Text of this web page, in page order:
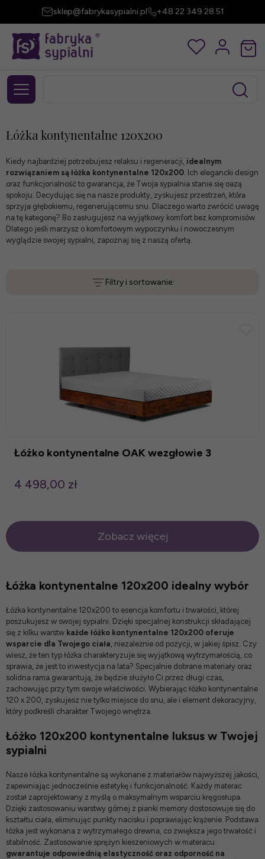
sklep@fabrykasypialni.pl +48 22 349 28 51
Łóżka kontynentalne 120x200
Kiedy najbardziej potrzebujesz relaksu i regeneracji, idealnym
rozwiązaniem są łóżka kontynentalne 120x200. Ich elegancki design
oraz funkcjonalność to gwarancja, że Twoja sypialnia stanie się oazą
spokoju. Decydując się na nasze produkty, zyskujesz przestrzeń, która
sprzyja głębokiemu, regenerującemu snu. Dlaczego warto zwrócić uwagę
na tę kategorię? Bo zasługujesz na wyjątkowy komfort bez kompromisów.
Dlatego jeśli marzysz o komfortowym wypoczynku i nowoczesnym
wyglądzie swojej sypialni, zapoznaj się z naszą ofertą.
Filtry i sortowanie:
Łóżko kontynentalne OAK wezgłowie 3
4 498,00 zł
Zobacz więcej
Łóżka kontynentalne 120x200 idealny wybór
Łóżka kontynentalne 120x200 to esencja komfortu i trwałości, której
poszukujesz w swojej sypialni. Dzięki specjalnej konstrukcji składającej
się z kilku warstw każde łóżko kontynentalne 120x200 oferuje
wsparcie dla Twojego ciała , niezależnie od pozycji, w jakiej śpisz. Czy
wiesz, że ten typ łóżka charakteryzuje się wyjątkową wytrzymałością, co
sprawia, że jest to inwestycja na lata? Specjalnie dobrane materiały oraz
solidna rama gwarantują, że będzie służyło Ci przez długi czas,
zachowując przy tym swoje właściwości. Wybierając łóżko kontynentalne
120 x 200, zyskujesz nie tylko miejsce do snu, ale i element dekoracyjny,
który podkreśli charakter Twojego wnętrza.
Łóżko 120x200 kontynentalne luksus w Twojej
sypialni
Nasze łóżka kontynentalne są wykonane z materiałów najwyższej jakości,
zapewniając jednocześnie estetykę i funkcjonalność. Każdy materac
został zaprojektowany z myślą o maksymalnym wsparciu kręgosłupa.
Dzięki zastosowaniu warstwy górnej z pianki memory dostosowuje się do
kształtu ciała, eliminując punkty nacisku i poprawiając krążenie. Podstawa
łóżka jest wykonana z wytrzymałego drewna, co zwiększa jego trwałość i
stabilność. Zastosowanie sprężyn kieszeniowych w materacu
gwarantuje odpowiednią elastyczność oraz odporność na